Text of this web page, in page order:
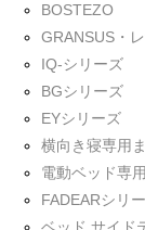
BOSTEZO
GRANSUS・
IQ-シリーズ
BGシリーズ
EYシリーズ
横向き寝専用
電動ベッド専
FADEARシリ